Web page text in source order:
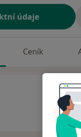
údaje
Ceník